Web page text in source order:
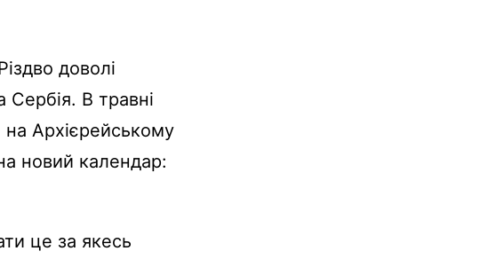
доволі
Сербія. В травні
Архієрейському
новий календар:
це за якесь